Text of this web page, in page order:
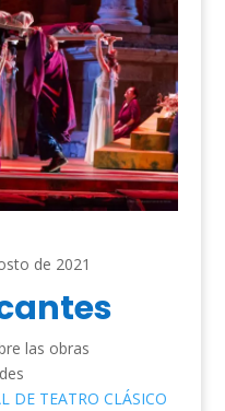
de 2021
las obras
DE TEATRO CLÁSICO